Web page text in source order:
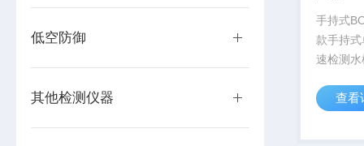
低空防御
其他检测仪器
手持式
款手持
速检测
进的微
适用于
查看